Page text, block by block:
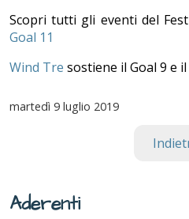
Scopri tutti gli eventi del
Goal 11
Wind Tre sostiene il Goal 9 e il
martedì 9 luglio 2019
Aderenti